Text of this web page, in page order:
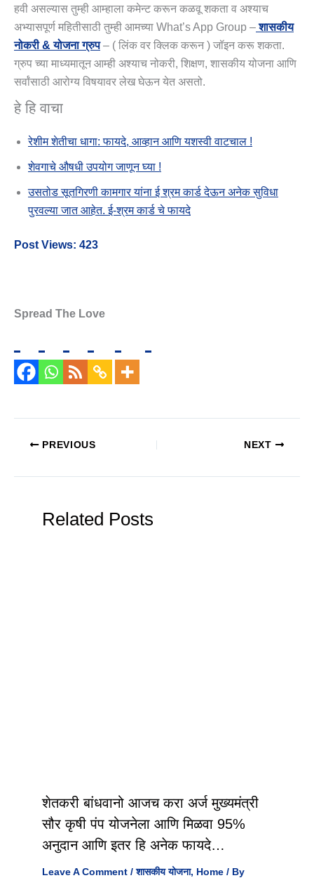
हवी असल्यास तुम्ही आम्हाला कमेन्ट करून कळवू शकता व अश्याच
अभ्यासपूर्ण महितीसाठी तुम्ही आमच्या What’s App Group –शासकीय
नोकरी & योजना ग्रुप– ( लिंक वर क्लिक करून ) जॉइन करू शकता.
ग्रुप च्या माध्यमातून आम्ही अश्याच नोकरी, शिक्षण, शासकीय योजना आणि
सर्वांसाठी आरोग्य विषयावर लेख घेऊन येत असतो.
हे हि वाचा
रेशीम शेतीचा धागा: फायदे, आव्हान आणि यशस्वी वाटचाल !
शेवगाचे औषधी उपयोग जाणून घ्या !
उसतोड सूतगिरणी कामगार यांना ई श्रम कार्ड देऊन अनेक सुविधा
पुरवल्या जात आहेत. ई-श्रम कार्ड चे फायदे
Post Views: 423
Spread The Love
PREVIOUS NEXT
Related Posts
शेतकरी बांधवानो आजच करा अर्ज मुख्यमंत्री
सौर कृषी पंप योजनेला आणि मिळवा 95%
अनुदान आणि इतर हि अनेक फायदे…
Leave A Comment /शासकीय योजना, Home / By